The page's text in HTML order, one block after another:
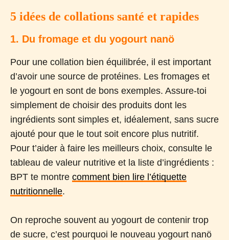
5 idées de collations santé et rapides
1. Du fromage et du yogourt nanö
Pour une collation bien équilibrée, il est important
d’avoir une source de protéines. Les fromages et
le yogourt en sont de bons exemples. Assure-toi
simplement de choisir des produits dont les
ingrédients sont simples et, idéalement, sans sucre
ajouté pour que le tout soit encore plus nutritif.
Pour t’aider à faire les meilleurs choix, consulte le
tableau de valeur nutritive et la liste d’ingrédients :
BPT te montre comment bien lire l’étiquette
nutritionnelle.
On reproche souvent au yogourt de contenir trop
de sucre, c’est pourquoi le nouveau yogourt nanö